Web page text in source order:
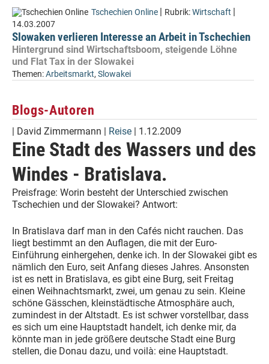
Tschechien Online | Rubrik:Wirtschaft |
14.03.2007
Slowaken verlieren Interesse an Arbeit in Tschechien
Hintergrund sind Wirtschaftsboom, steigende Löhne
und Flat Tax in der Slowakei
Themen:Arbeitsmarkt, Slowakei
Blogs-Autoren
| David Zimmermann | Reise | 1.12.2009
Eine Stadt des Wassers und des
Windes - Bratislava.
Preisfrage: Worin besteht der Unterschied zwischen
Tschechien und der Slowakei? Antwort:
In Bratislava darf man in den Cafés nicht rauchen. Das
liegt bestimmt an den Auflagen, die mit der Euro-
Einführung einhergehen, denke ich. In der Slowakei gibt es
nämlich den Euro, seit Anfang dieses Jahres. Ansonsten
ist es nett in Bratislava, es gibt eine Burg, seit Freitag
einen Weihnachtsmarkt, zwei, um genau zu sein. Kleine
schöne Gässchen, kleinstädtische Atmosphäre auch,
zumindest in der Altstadt. Es ist schwer vorstellbar, dass
es sich um eine Hauptstadt handelt, ich denke mir, da
könnte man in jede größere deutsche Stadt eine Burg
stellen, die Donau dazu, und voilà: eine Hauptstadt.